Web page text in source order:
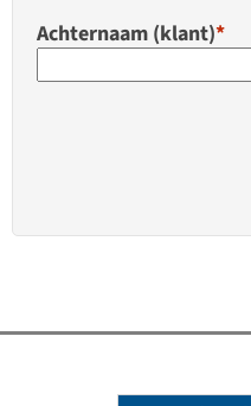
Achternaam (klant)*